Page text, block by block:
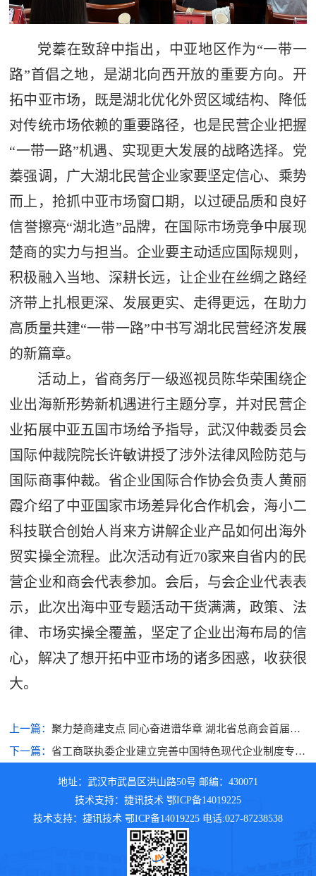
党蓁在致辞中指出，中亚地区作为“一带一
路”首倡之地，是湖北向西开放的重要方向。开
拓中亚市场，既是湖北优化外贸区域结构、降低
对传统市场依赖的重要路径，也是民营企业把握
“一带一路”机遇、实现更大发展的战略选择。党
蓁强调，广大湖北民营企业家要坚定信心、乘势
而上，抢抓中亚市场窗口期，以过硬品质和良好
信誉擦亮“湖北造”品牌，在国际市场竞争中展现
楚商的实力与担当。企业要主动适应国际规则，
积极融入当地、深耕长远，让企业在丝绸之路经
济带上扎根更深、发展更实、走得更远，在助力
高质量共建“一带一路”中书写湖北民营经济发展
的新篇章。
活动上，省商务厅一级巡视员陈华荣围绕企
业出海新形势新机遇进行主题分享，并对民营企
业拓展中亚五国市场给予指导，武汉仲裁委员会
国际仲裁院院长许敏讲授了涉外法律风险防范与
国际商事仲裁。省企业国际合作协会负责人黄丽
霞介绍了中亚国家市场差异化合作机会，海小二
科技联合创始人肖来方讲解企业产品如何出海外
贸实操全流程。此次活动有近70家来自省内的民
营企业和商会代表参加。会后，与会企业代表表
示，此次出海中亚专题活动干货满满，政策、法
律、市场实操全覆盖，坚定了企业出海布局的信
心，解决了想开拓中亚市场的诸多困惑，收获很
大。
上一篇：聚力楚商建支点 同心奋进谱华章 湖北省总商会首届运
动会在汉举行
下一篇：省工商联执委企业建立完善中国特色现代企业制度专题
地址：武汉市武昌区洪山路50号 邮编：430071
技术支持：捷讯技术 鄂ICP备14019225
技术支持：捷讯技术 鄂ICP备14019225 电话:027-87238538